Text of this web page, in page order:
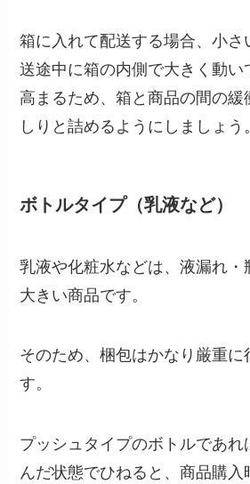
箱に入れて配送する場合、小さ
送途中に箱の内側で大きく動い
高まるため、箱と商品の間の緩
しりと詰めるようにしましょう
ボトルタイプ（乳液など）
乳液や化粧水などは、液漏れ・
大きい商品です。
そのため、梱包はかなり厳重に
す。
プッシュタイプのボトルであれ
んだ状態でひねると、商品購入